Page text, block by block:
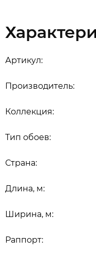
Артикул:
Производитель:
Коллекция:
Длина, м:
Ширина, м:
Раппорт:
Страна:
Тип обоев: